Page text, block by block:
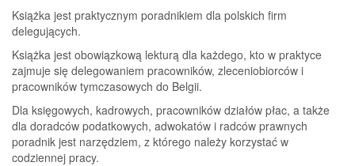
Książka jest praktycznym poradnikiem dla polskich firm
delegujących.
Książka jest obowiązkową lekturą dla każdego, kto w praktyce
zajmuje się delegowaniem pracowni­ków, zleceniobiorców i
pracowników tymczaso­wych do Belgii.
Dla księgowych, kadrowych, pracowników działów płac, a także
dla doradców podatkowych, adwoka­tów i radców prawnych
poradnik jest narzędziem, z którego należy korzystać w
codziennej pracy.